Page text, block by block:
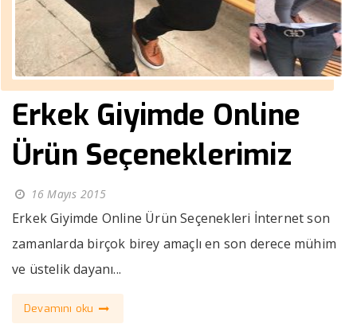
Erkek Giyimde Online
Ürün Seçeneklerimiz
16 Mayıs 2015
Erkek Giyimde Online Ürün Seçenekleri İnternet son
zamanlarda birçok birey amaçlı en son derece mühim
ve üstelik dayanı...
Devamını oku